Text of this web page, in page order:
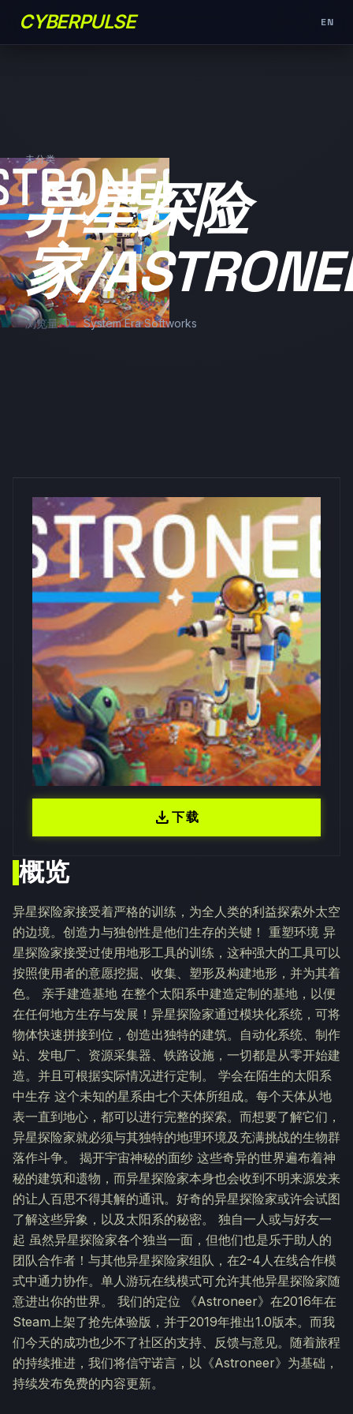
CYBERPULSE EN
未分类
异星探险
家/
浏览量: 0 System Era Softworks
概览
异星探险家接受着严格的训练，为全人类的利益探索外太空
的边境。创造力与独创性是他们生存的关键！ 重塑环境 异
星探险家接受过使用地形工具的训练，这种强大的工具可以
按照使用者的意愿挖掘、收集、塑形及构建地形，并为其着
色。 亲手建造基地 在整个太阳系中建造定制的基地，以便
在任何地方生存与发展！异星探险家通过模块化系统，可将
物体快速拼接到位，创造出独特的建筑。自动化系统、制作
站、发电厂、资源采集器、铁路设施，一切都是从零开始建
造。并且可根据实际情况进行定制。 学会在陌生的太阳系
中生存 这个未知的星系由七个天体所组成。每个天体从地
表一直到地心，都可以进行完整的探索。而想要了解它们，
异星探险家就必须与其独特的地理环境及充满挑战的生物群
落作斗争。 揭开宇宙神秘的面纱 这些奇异的世界遍布着神
秘的建筑和遗物，而异星探险家本身也会收到不明来源发来
的让人百思不得其解的通讯。好奇的异星探险家或许会试图
了解这些异象，以及太阳系的秘密。 独自一人或与好友一
起 虽然异星探险家各个独当一面，但他们也是乐于助人的
团队合作者！与其他异星探险家组队，在2-4人在线合作模
式中通力协作。单人游玩在线模式可允许其他异星探险家随
意进出你的世界。 我们的定位 《Astroneer》在2016年在
Steam上架了抢先体验版，并于2019年推出1.0版本。而我
们今天的成功也少不了社区的支持、反馈与意见。随着旅程
的持续推进，我们将信守诺言，以《Astroneer》为基础，
持续发布免费的内容更新。
download下载